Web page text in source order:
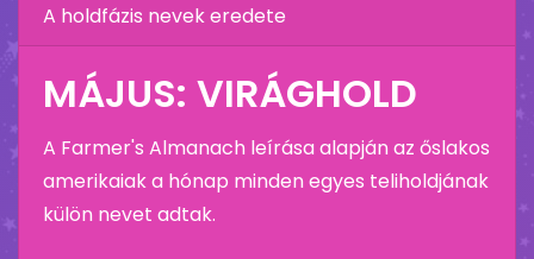
A holdfázis nevek eredete
MÁJUS: VIRÁGHOLD
A Farmer's Almanach leírása alapján az őslakos
amerikaiak a hónap minden egyes teliholdjának
külön nevet adtak.